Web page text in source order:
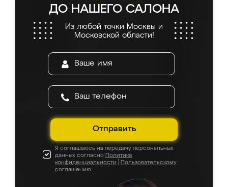
ДО НАШЕГО САЛОНА
Из любой точки Москвы и
Московской области!
Отправить
Я соглашаюсь на передачу персональных
данных согласно Политике
конфиденциальности
Пользовательскому
соглашению